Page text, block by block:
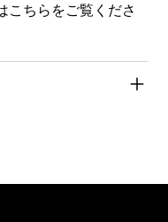
こちらをご覧くださ